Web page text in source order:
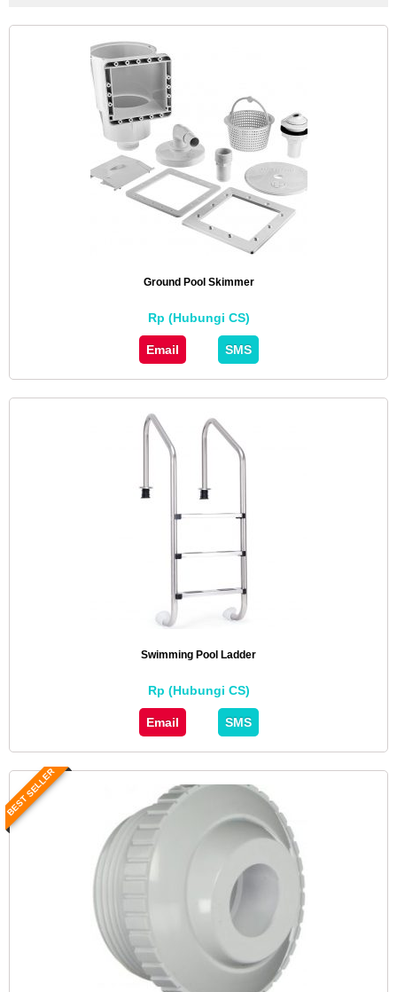
Ground Pool Skimmer
Rp (Hubungi CS)
Email SMS
Swimming Pool Ladder
Rp (Hubungi CS)
Email SMS
BEST SELLER